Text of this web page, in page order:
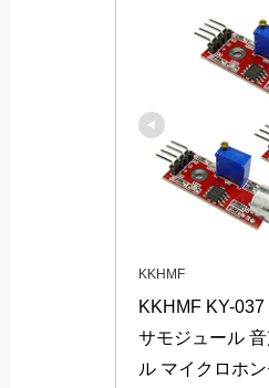
KKHMF
KKHMF KY-
サモジュール
ル マイクロホ